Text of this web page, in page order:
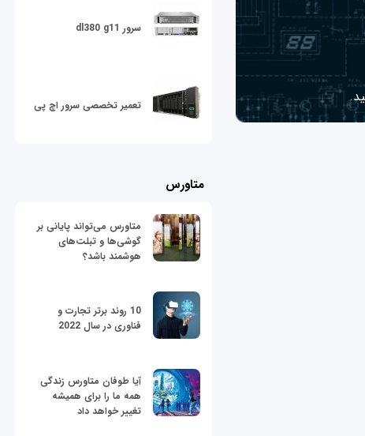
سرور dl380 g11
تعمیر تخصصی سرور اچ پی
متاورس
متاورس می‌تواند پایانی بر
گوشی‌ها و تبلت‌های
هوشمند باشد؟
10 روند برتر تجارت و
فناوری در سال 2022
آیا طوفان متاورس زندگی
همه ما را برای همیشه
تغییر خواهد داد